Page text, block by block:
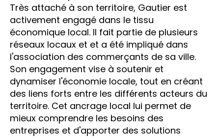
Très attaché à son territoire, Gautier est
activement engagé dans le tissu
économique local. Il fait partie de plusieurs
réseaux locaux et et a été impliqué dans
l'association des commerçants de sa ville.
Son engagement vise à soutenir et
dynamiser l'économie locale, tout en créant
des liens forts entre les différents acteurs du
territoire. Cet ancrage local lui permet de
mieux comprendre les besoins des
entreprises et d'apporter des solutions